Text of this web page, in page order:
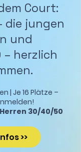
Court:
die jungen
und
– herzlich
| Je 16 Plätze –
30/40/50
>>